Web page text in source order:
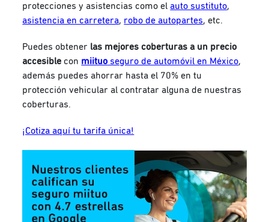
protecciones y asistencias como el auto sustituto,
asistencia en carretera, robo de autopartes, etc.
Puedes obtener las mejores coberturas a un precio
accesiblecon miituo seguro de automóvil en México,
además puedes ahorrar hasta el 70% en tu
protección vehicular al contratar alguna de nuestras
coberturas.
¡Cotiza aquí tu tarifa única!